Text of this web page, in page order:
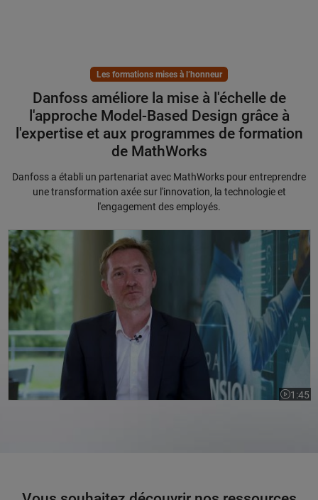
Les formations mises à l’honneur
Danfoss améliore la mise à l'échelle de
l'approche Model-Based Design grâce à
l'expertise et aux programmes de formation
de MathWorks
Danfoss a établi un partenariat avec MathWorks pour entreprendre
une transformation axée sur l'innovation, la technologie et
l'engagement des employés.
Danfoss améliore son expansion de l’approche Model-Based Design
1:45
La